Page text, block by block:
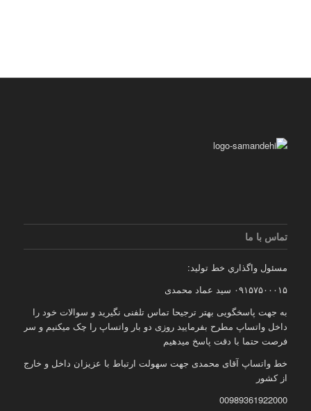
تماس با ما
مسئول واگذاري خط توليد:
۰۹۱۵۷۵۰۰۰۱۵ سید عماد محمدی
به جهت پاسخگویی بهتر ترجیحا تماس تلفنی نگیرید و سوالات خود را
داخل واتساپ مطرح بفرمایید روزی دو بار واتساپ را چک میکنیم و سر
فرصت حتما با دقت پاسخ میدهیم
خط واتساپ آقای محمدی جهت سهولت ارتباط با عزیزان داخل و خارج
از کشور
00989361922000